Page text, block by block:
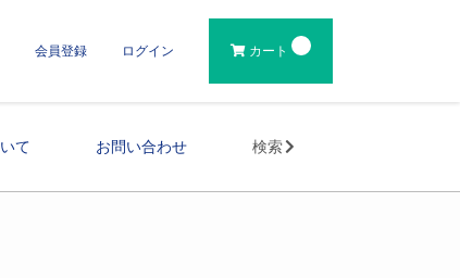
会員登録 ログイン カート
て お問い合わせ 検索